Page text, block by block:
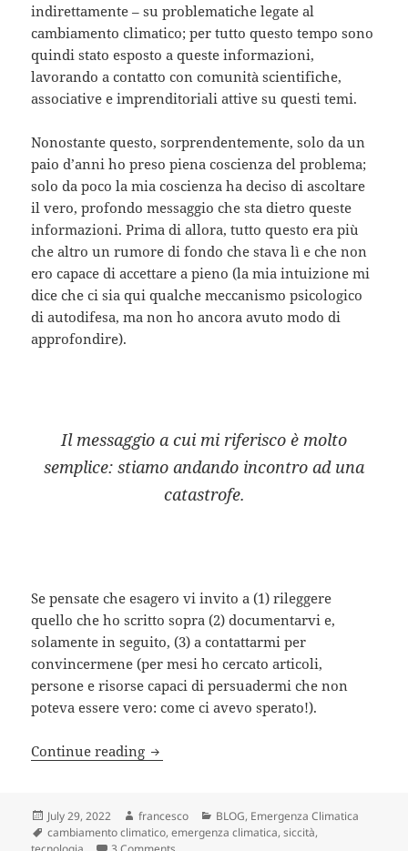
indirettamente – su problematiche legate al
cambiamento climatico; per tutto questo tempo sono
quindi stato esposto a queste informazioni,
lavorando a contatto con comunità scientifiche,
associative e imprenditoriali attive su questi temi.
Nonostante questo, sorprendentemente, solo da un
paio d’anni ho preso piena coscienza del problema;
solo da poco la mia coscienza ha deciso di ascoltare
il vero, profondo messaggio che sta dietro queste
informazioni. Prima di allora, tutto questo era più
che altro un rumore di fondo che stava lì e che non
ero capace di accettare a pieno (la mia intuizione mi
dice che ci sia qui qualche meccanismo psicologico
di autodifesa, ma non ho ancora avuto modo di
approfondire).
Il messaggio a cui mi riferisco è molto
semplice: stiamo andando incontro ad una
catastrofe.
Se pensate che esagero vi invito a (1) rileggere
quello che ho scritto sopra (2) documentarvi e,
solamente in seguito, (3) a contattarmi per
convincermene (per mesi ho cercato articoli,
persone e risorse capaci di persuadermi che non
poteva essere vero: come ci avevo sperato!).
Continue reading Italia, miglior candidata per diventare
Posted
on
July 29, 2022 Author
francesco Categories
BLOG, Emergenza Climatica
Tags
cambiamento climatico,emergenza climatica,siccità,